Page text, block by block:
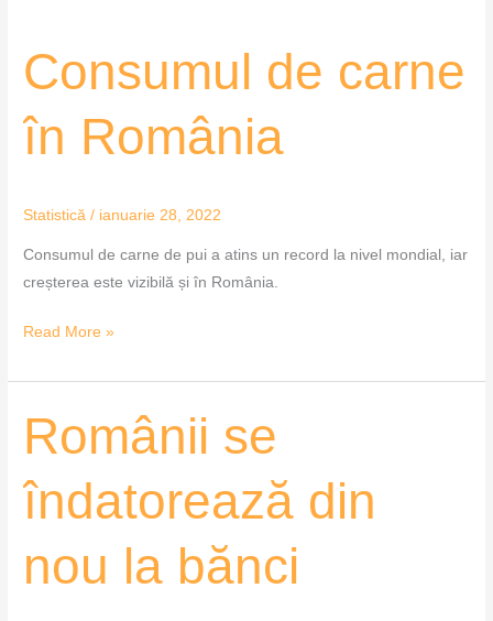
Consumul de carne
în România
Statistică / ianuarie 28, 2022
Consumul de carne de pui a atins un record la nivel mondial, iar
creșterea este vizibilă și în România.
Consumul
de
Read More »
Românii se
îndatorează din
nou la bănci
Românii
se
la
bănci